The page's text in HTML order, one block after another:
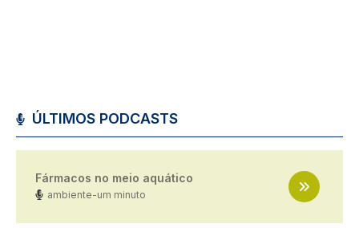
ÚLTIMOS PODCASTS
Fármacos no meio aquático
ambiente-um minuto